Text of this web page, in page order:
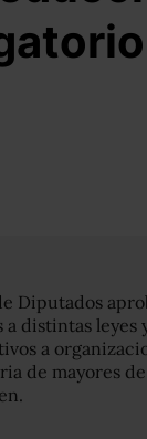
Diputados
distintas leyes
a
de mayores